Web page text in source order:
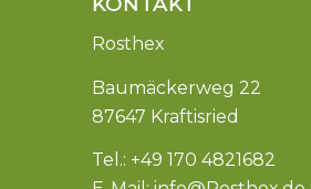
Rosthex
Baumäckerweg 22
87647 Kraftisried
Tel.: +49 170 4821682